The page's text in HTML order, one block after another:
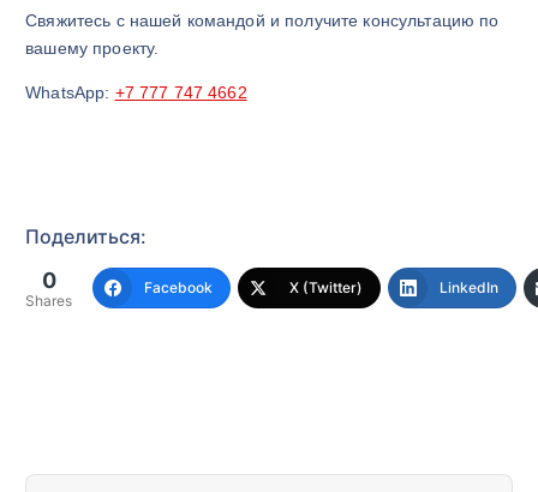
Свяжитесь с нашей командой и получите консультацию по
вашему проекту.
WhatsApp: +7 777 747 4662
Поделиться:
0
Shares
Facebook X (Twitter) LinkedIn